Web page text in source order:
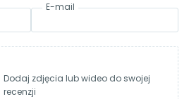
E-mail
Dodaj zdjęcia lub wideo do swojej
recenzji